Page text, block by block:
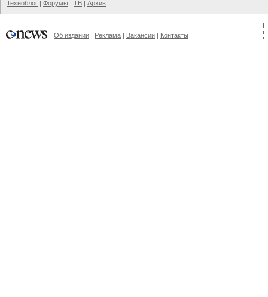
Техноблог | Форумы | ТВ | Архив
Об издании | Реклама | Вакансии | Контакты